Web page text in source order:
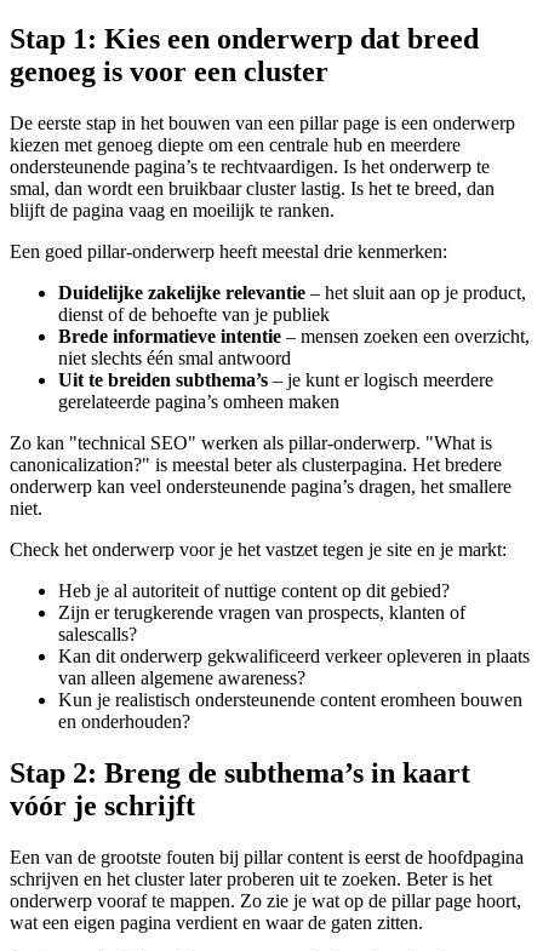
Stap 1: Kies een onderwerp dat breed
genoeg is voor een cluster
De eerste stap in het bouwen van een pillar page is een onderwerp
kiezen met genoeg diepte om een centrale hub en meerdere
ondersteunende pagina’s te rechtvaardigen. Is het onderwerp te
smal, dan wordt een bruikbaar cluster lastig. Is het te breed, dan
blijft de pagina vaag en moeilijk te ranken.
Een goed pillar-onderwerp heeft meestal drie kenmerken:
Duidelijke zakelijke relevantie – het sluit aan op je product,
dienst of de behoefte van je publiek
Brede informatieve intentie – mensen zoeken een overzicht,
niet slechts één smal antwoord
Uit te breiden subthema’s – je kunt er logisch meerdere
gerelateerde pagina’s omheen maken
Zo kan "technical SEO" werken als pillar-onderwerp. "What is
canonicalization?" is meestal beter als clusterpagina. Het bredere
onderwerp kan veel ondersteunende pagina’s dragen, het smallere
niet.
Check het onderwerp voor je het vastzet tegen je site en je markt:
Heb je al autoriteit of nuttige content op dit gebied?
Zijn er terugkerende vragen van prospects, klanten of
salescalls?
Kan dit onderwerp gekwalificeerd verkeer opleveren in plaats
van alleen algemene awareness?
Kun je realistisch ondersteunende content eromheen bouwen
en onderhouden?
Stap 2: Breng de subthema’s in kaart
vóór je schrijft
Een van de grootste fouten bij pillar content is eerst de hoofd­pagina
schrijven en het cluster later proberen uit te zoeken. Beter is het
onderwerp vooraf te mappen. Zo zie je wat op de pillar page hoort,
wat een eigen pagina verdient en waar de gaten zitten.